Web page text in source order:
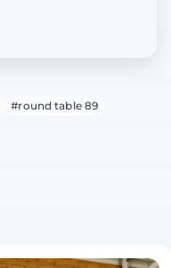
#round table 89